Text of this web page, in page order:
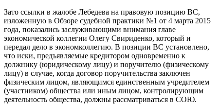
Зато ссылки в жалобе Лебедева на правовую позицию ВС,
изложенную в Обзоре судебной практики №1 от 4 марта 2015
года, показались заслуживающими внимания главе
экономической коллегии Олегу Свириденко, который и
передал дело в экономколлегию. В позиции ВС установлено,
что иски, предъявляемые кредитором одновременно к
должнику (юридическому лицу) и поручителю (физическому
лицу) в случае, когда договор поручительства заключен
физическим лицом, являющимся единственным учредителем
(участником) общества или иным лицом, контролирующим
деятельность общества, должны рассматриваться в СОЮ.